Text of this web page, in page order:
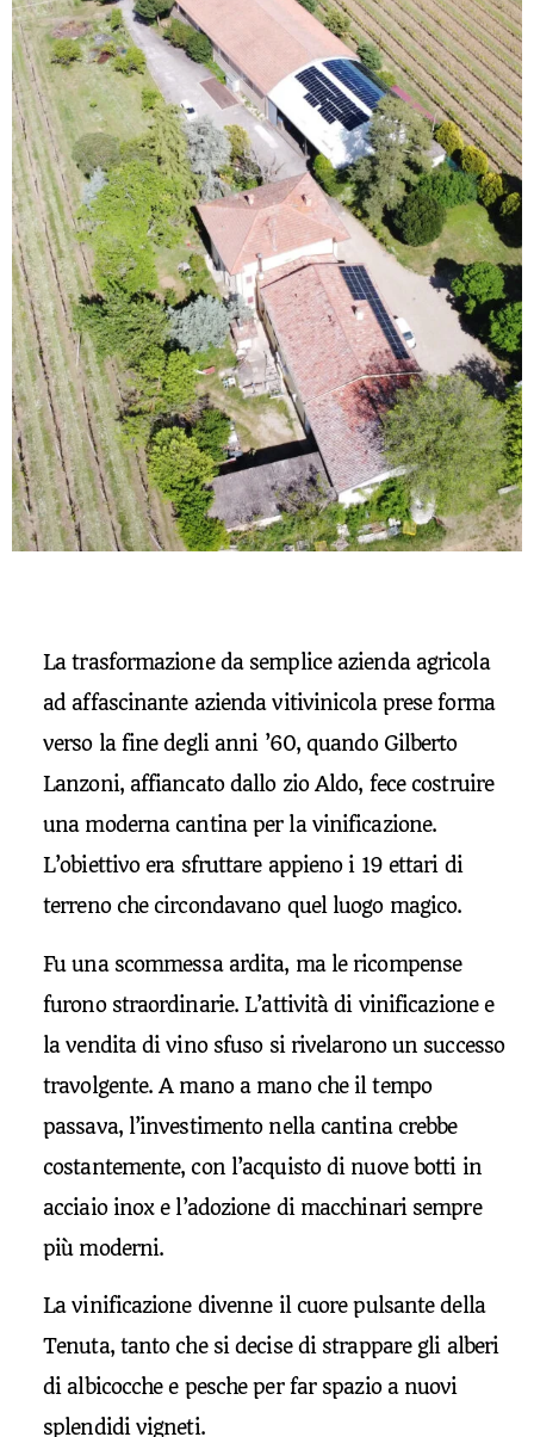
La trasformazione da semplice azienda agricola
ad affascinante azienda vitivinicola prese forma
verso la fine degli anni ’60, quando Gilberto
Lanzoni, affiancato dallo zio Aldo, fece costruire
una moderna cantina per la vinificazione.
L’obiettivo era sfruttare appieno i 19 ettari di
terreno che circondavano quel luogo magico.
Fu una scommessa ardita, ma le ricompense
furono straordinarie. L’attività di vinificazione e
la vendita di vino sfuso si rivelarono un successo
travolgente. A mano a mano che il tempo
passava, l’investimento nella cantina crebbe
costantemente, con l’acquisto di nuove botti in
acciaio inox e l’adozione di macchinari sempre
più moderni.
La vinificazione divenne il cuore pulsante della
Tenuta, tanto che si decise di strappare gli alberi
di albicocche e pesche per far spazio a nuovi
splendidi vigneti.